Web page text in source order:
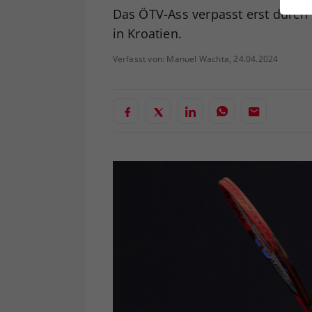
Das ÖTV-Ass verpasst erst
in Kroatien.
Verfasst von: Manuel Wachta, 24.04.2024